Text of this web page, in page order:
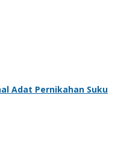
Adat Pernikahan Suku